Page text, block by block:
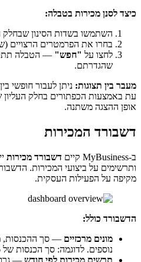
כיצד לסנן מכירות בטבלה:
השתמשו בשדות הסינון שבחלק
בחרו את הפרמטרים הרצויים
לחצו על "חפש" — הטבלה
שהגדרתם.
מעבר בין תצוגות: ניתן לעבור חופשי
עת באמצעות הכפתורים בחלק
אופן ההצגה משתנה.
דשבורד המכירות
ב-MyBusiness קיים דשבורד מכירות
ותרשימים על ביצועי המכירות.
מקיפה על הפעילות העסקית.
הדשבורד כולל:
מונים מרכזיים — סך ההכנסות,
נוספים. לדוגמה: סך הכנסות של 190,855 ש"ח ו-11 מכירות.
תרשים מכירות לפי חודש —